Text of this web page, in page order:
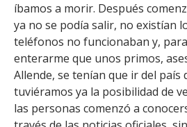
íbamos a morir. Después
ya no se podía salir, no existían
teléfonos no funcionaban y,
enterarme que unos primos,
Allende, se tenían que ir del país
tuviéramos ya la posibilidad de
las personas comenzó a